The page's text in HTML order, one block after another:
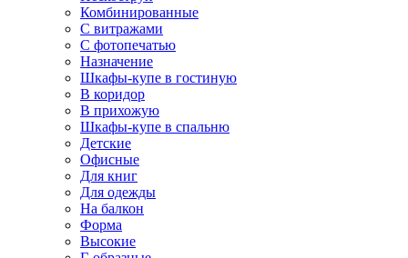
Комбинированные
С витражами
С фотопечатью
Назначение
Шкафы-купе в гостиную
В коридор
В прихожую
Шкафы-купе в спальню
Детские
Офисные
Для книг
Для одежды
На балкон
Форма
Высокие